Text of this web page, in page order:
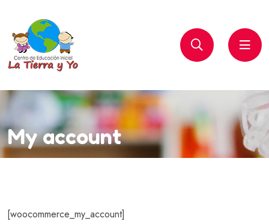
My account
[woocommerce_my_account]